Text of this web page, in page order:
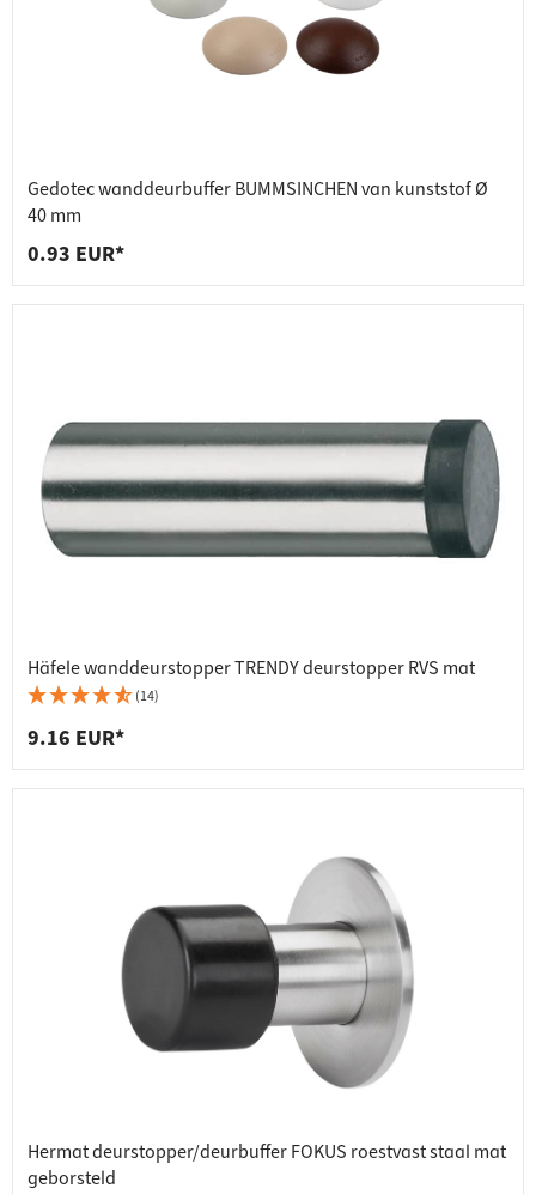
Gedotec wanddeurbuffer BUMMSINCHEN van kunststof Ø
40 mm
0.93 EUR*
Häfele wanddeurstopper TRENDY deurstopper RVS mat
(14)
9.16 EUR*
Hermat deurstopper/deurbuffer FOKUS roestvast staal mat
geborsteld